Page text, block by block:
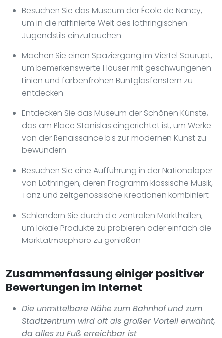
Besuchen Sie das Museum der École de Nancy,
um in die raffinierte Welt des lothringischen
Jugendstils einzutauchen
Machen Sie einen Spaziergang im Viertel Saurupt,
um bemerkenswerte Häuser mit geschwungenen
Linien und farbenfrohen Buntglasfenstern zu
entdecken
Entdecken Sie das Museum der Schönen Künste,
das am Place Stanislas eingerichtet ist, um Werke
von der Renaissance bis zur modernen Kunst zu
bewundern
Besuchen Sie eine Aufführung in der Nationaloper
von Lothringen, deren Programm klassische Musik,
Tanz und zeitgenössische Kreationen kombiniert
Schlendern Sie durch die zentralen Markthallen,
um lokale Produkte zu probieren oder einfach die
Marktatmosphäre zu genießen
Zusammenfassung einiger positiver
Bewertungen im Internet
Die unmittelbare Nähe zum Bahnhof und zum
Stadtzentrum wird oft als großer Vorteil erwähnt,
da alles zu Fuß erreichbar ist